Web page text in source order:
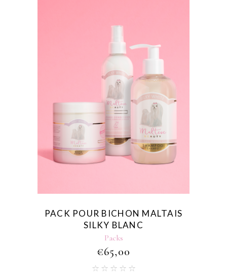
SPRAY CONDITIONNEUR POUR
BICHON MALTAIS SILKY WHITE
Conditionneurs
€30,00